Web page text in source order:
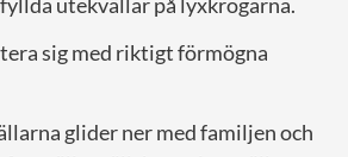
utekvällar på lyxkrogarna.
sig med riktigt förmögna
glider ner med familjen och